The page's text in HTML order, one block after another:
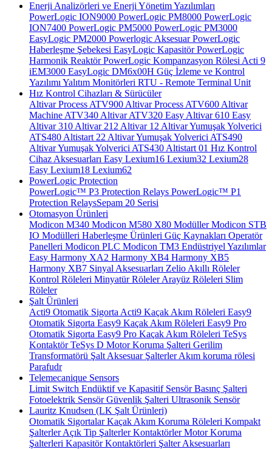
Enerji Analizörleri ve Enerji Yönetim Yazılımları
PowerLogic ION9000 PowerLogic PM8000 PowerLogic
ION7400 PowerLogic PM5000 PowerLogic PM3000
EasyLogic PM2000 Powerlogic AksesuarPowerLogic
Haberleşme Şebekesi EasyLogic KapasitörPowerLogic
Harmonik ReaktörPowerLogic Kompanzasyon Rölesi Acti 9
iEM3000 EasyLogic DM6x00H Güç İzleme ve Kontrol
Yazılımı Yalıtım Monitörleri RTU - Remote Terminal Unit
Hız Kontrol Cihazları & Sürücüler
Altivar Process ATV900 Altivar Process ATV600 Altivar
Machine ATV340 Altivar ATV320 Easy Altivar 610 Easy
Altivar 310 Altivar 212 Altivar 12 Altivar Yumuşak Yolverici
ATS480 Altistart 22 Altivar Yumuşak Yolverici ATS490
Altivar Yumuşak Yolverici ATS430 Altistart 01 Hız Kontrol
Cihaz Aksesuarları Easy Lexium16 Lexium32 Lexium28
Easy Lexium18 Lexium62
PowerLogic Protection
PowerLogic™ P3 Protection Relays PowerLogic™ P1
Protection Relays​Sepam 20 Serisi
Otomasyon Ürünleri
Modicon M340 Modicon M580 X80 ModüllerModicon STB
IO Modülleri Haberleşme Ürünleri Güç Kaynakları Operatör
Panelleri Modicon PLC Modicon TM3 Endüstriyel Yazılımlar
Easy Harmony XA2 Harmony XB4 Harmony XB5
Harmony XB7 Sinyal Aksesuarları Zelio Akıllı Röleler
Kontrol Röleleri Minyatür RölelerArayüz Röleleri Slim
Röleler
Şalt Ürünleri
Acti9 Otomatik Sigorta Acti9 Kaçak Akım Röleleri Easy9
Otomatik Sigorta Easy9 Kaçak Akım Röleleri Easy9 Pro
Otomatik Sigorta Easy9 Pro Kaçak Akım Röleleri TeSys
KontaktörTeSys D Motor Koruma Şalteri Gerilim
Transformatörü Şalt Aksesuar ŞalterlerAkım koruma rölesi
Parafudr
Telemecanique Sensors
Limit Switch Endüktif ve Kapasitif SensörBasınç Şalteri
Fotoelektrik SensörGüvenlik Şalteri Ultrasonik Sensör
Lauritz Knudsen (LK Şalt Ürünleri)
Otomatik SigortalarKaçak Akım Koruma Röleleri Kompakt
ŞalterlerAçık Tip ŞalterlerKontaktörlerMotor Koruma
Şalterleri Kapasitör Kontaktörleri Şalter Aksesuarları